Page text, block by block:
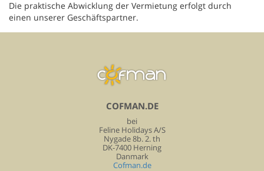
Die praktische Abwicklung der Vermietung erfolgt durch
einen unserer Geschäftspartner.
COFMAN.DE
bei
Feline Holidays A/S
Nygade 8b. 2. th
DK-7400 Herning
Danmark
Cofman.de